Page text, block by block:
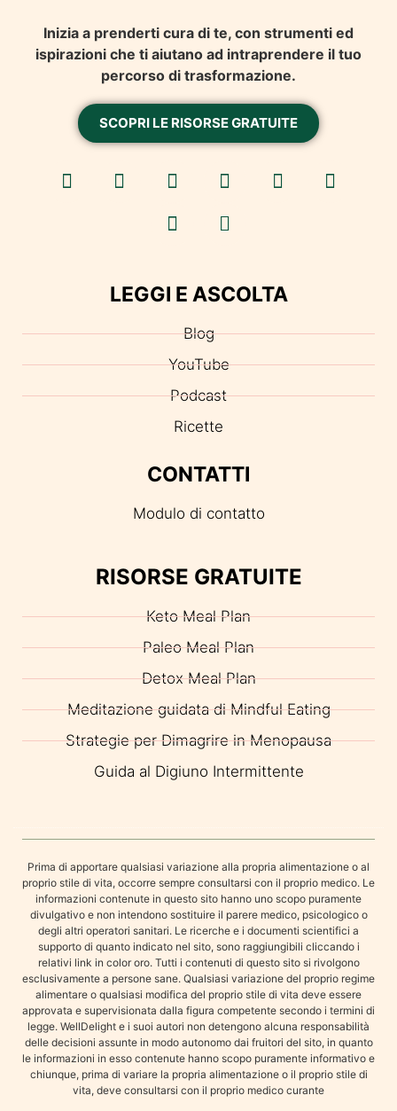
Inizia a prenderti cura di te, con strumenti ed
ispirazioni che ti aiutano ad intraprendere il tuo
percorso di trasformazione.
SCOPRI LE RISORSE GRATUITE
LEGGI E ASCOLTA
Blog
YouTube
Podcast
Ricette
CONTATTI
Modulo di contatto
RISORSE GRATUITE
Keto Meal Plan
Paleo Meal Plan
Detox Meal Plan
Meditazione guidata di Mindful Eating
Strategie per Dimagrire in Menopausa
Guida al Digiuno Intermittente
Prima di apportare qualsiasi variazione alla propria alimentazione o al
proprio stile di vita, occorre sempre consultarsi con il proprio medico. Le
informazioni contenute in questo sito hanno uno scopo puramente
divulgativo e non intendono sostituire il parere medico, psicologico o
degli altri operatori sanitari. Le ricerche e i documenti scientifici a
supporto di quanto indicato nel sito, sono raggiungibili cliccando i
relativi link in color oro. Tutti i contenuti di questo sito si rivolgono
esclusivamente a persone sane. Qualsiasi variazione del proprio regime
alimentare o qualsiasi modifica del proprio stile di vita deve essere
approvata e supervisionata dalla figura competente secondo i termini di
legge. WellDelight e i suoi autori non detengono alcuna responsabilità
delle decisioni assunte in modo autonomo dai fruitori del sito, in quanto
le informazioni in esso contenute hanno scopo puramente informativo e
chiunque, prima di variare la propria alimentazione o il proprio stile di
vita, deve consultarsi con il proprio medico curante